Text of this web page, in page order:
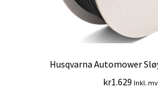
Husqvarna Automower
kr1.629 Inkl.